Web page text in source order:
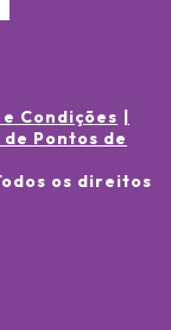
Condições
Pontos de
os direitos